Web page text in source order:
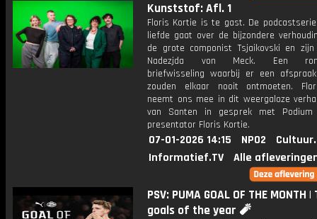
Kunststof: Afl. 1
Floris Kortie is te gast. De
liefde gaat over de bijzondere
de grote componist Tsjaikovski en zijn
Nadezjda von Meck. Een
briefwisseling waarbij er een
zouden elkaar nooit ontmoeten.
neemt ons mee in dit weergaloze
van Santen in gesprek met Podium
presentator Floris Kortie.
07-01-2026 14:15 NPO2
Informatief.TV
Alle
PSV: PUMA GOAL OF THE MONTH
goals of the year 🧨